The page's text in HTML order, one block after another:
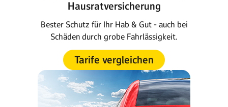
Hausratversicherung
Bester Schutz für Ihr Hab & Gut - auch bei
Schäden durch grobe Fahrlässigkeit.
Tarife vergleichen